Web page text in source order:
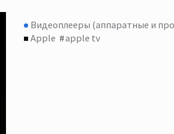
Видеоплееры (аппаратные и
Apple
apple tv